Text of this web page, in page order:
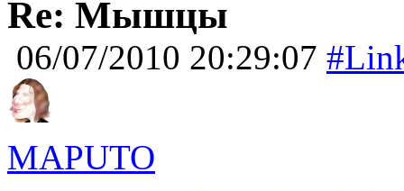
Re: Мышцы
06/07/2010 20:29:07
MAPUTO